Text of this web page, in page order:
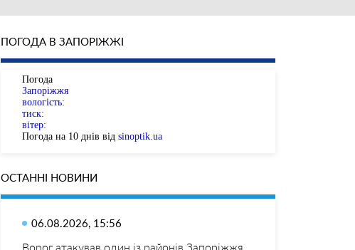
ПОГОДА В ЗАПОРІЖЖІ
Погода
Запоріжжя
вологість:
тиск:
вітер:
Погода на 10 днів від sinoptik.ua
ОСТАННІ НОВИНИ
06.08.2026, 15:56
Ворог атакував один із районів Запоріжжя.